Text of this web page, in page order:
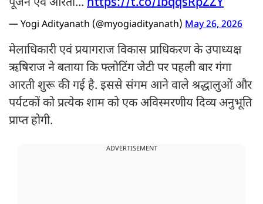
— Yogi Adityanath (@myogiadityanath) May 26, 2026
मेलाधिकारी एवं प्रयागराज विकास प्राधिकरण के उपाध्यक्ष
ऋषिराज ने बताया कि फ्लोटिंग जेटी पर पहली बार गंगा
आरती शुरू की गई है. इससे संगम आने वाले श्रद्धालुओं और
पर्यटकों को प्रत्येक शाम को एक अविस्मरणीय दिव्य अनुभूति
प्राप्त होगी.
ADVERTISEMENT